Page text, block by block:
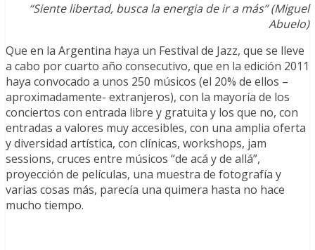
“Siente libertad, busca la energia de ir a más” (Miguel
Abuelo)
Que en la Argentina haya un Festival de Jazz, que se lleve
a cabo por cuarto año consecutivo, que en la edición 2011
haya convocado a unos 250 músicos (el 20% de ellos –
aproximadamente- extranjeros), con la mayoría de los
conciertos con entrada libre y gratuita y los que no, con
entradas a valores muy accesibles, con una amplia oferta
y diversidad artística, con clínicas, workshops, jam
sessions, cruces entre músicos “de acá y de allá”,
proyección de películas, una muestra de fotografía y
varias cosas más, parecía una quimera hasta no hace
mucho tiempo.